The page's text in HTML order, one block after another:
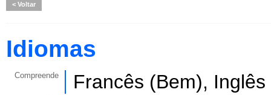
Voltar
Idiomas
Compreende Francês (Bem),